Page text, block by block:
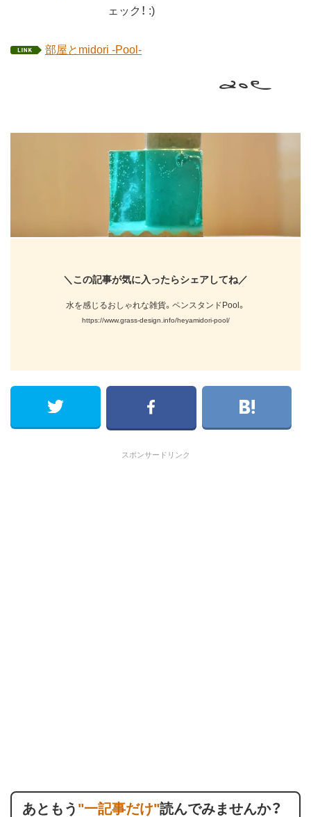
ェック！ :)
部屋とmidori -Pool-
＼この記事が気に入ったらシェアしてね／
水を感じるおしゃれな雑貨。ペンスタンドPool。
https://www.grass-design.info/heyamidori-pool/
スポンサードリンク
あともう "一記事だけ"読んでみませんか？